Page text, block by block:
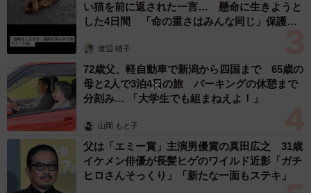
い猫を前に返された一言… 懸命に生きようと
した4日間 「命の重さはみんな同じ」保護団
渡辺 晴子
72歳父、軽自動車で新潟から四国まで 65歳の
母と2人で3泊4日の旅 パーキングの休憩まで
分刻み… 「大学生でも組まねえよ！」
山岡 もと子
父は「エミー賞」主演男優賞の真田広之 31歳
イケメン俳優が長髪ヒゲのワイルド近影「ガチ
ヒロさんそっくり」「新たな一面もステキ」